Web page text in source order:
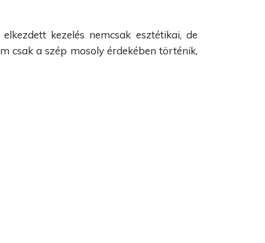
kezelés nemcsak esztétikai, de
csak a szép mosoly érdekében történik,